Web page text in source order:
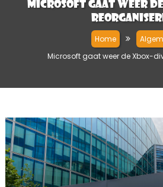
Microsoft gaat weer
Home
Microsoft gaat weer de Xbox-